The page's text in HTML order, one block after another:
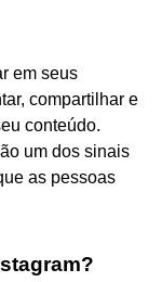
em seus
compartilhar e
conteúdo.
um dos sinais
as pessoas